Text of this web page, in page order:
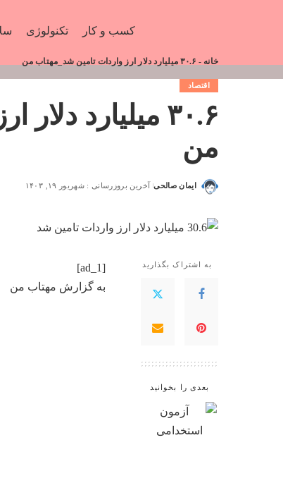
کسب و کار تکنولوژی
خانه - ۳۰.۶ میلیارد دلار ارز واردات تامین شد_مهتاب من
اقتصاد
۳۰.۶ میلیارد
من
ایمان صالحی آخرین بروزرسانی : شهریور ۱۹, ۱۴۰۳
به اشتراک بگذارید
بعدی را بخوانید
[ad_1]
به گزارش مهتاب من